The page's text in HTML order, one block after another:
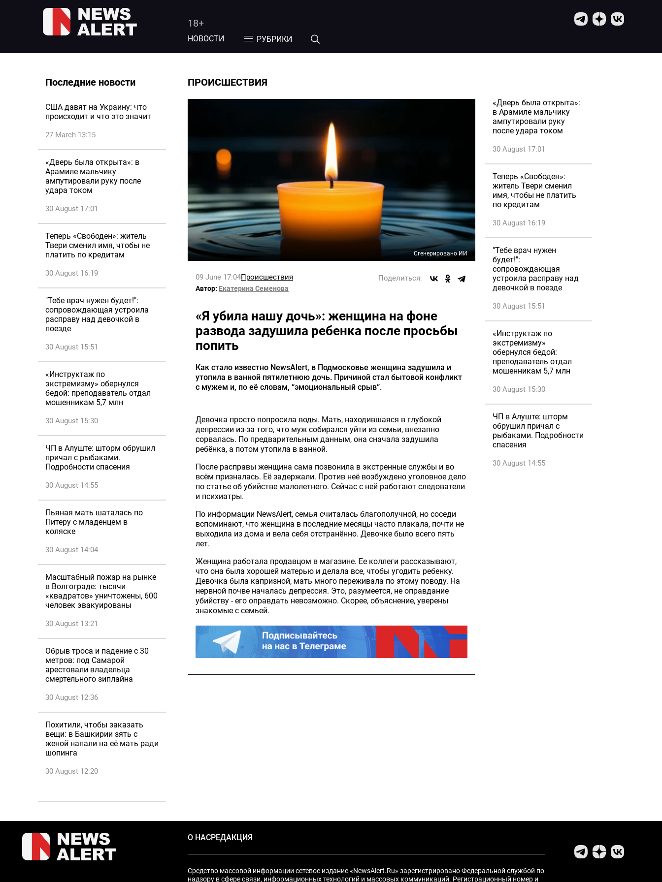
18+
НОВОСТИ РУБРИКИ
Последние новости
США давят на Украину: что
происходит и что это значит
27 March 13:15
«Дверь была открыта»: в
Арамиле мальчику
ампутировали руку после
удара током
30 August 17:01
Теперь «Свободен»: житель
Твери сменил имя, чтобы не
платить по кредитам
30 August 16:19
"Тебе врач нужен будет!":
сопровождающая устроила
расправу над девочкой в
поезде
30 August 15:51
«Инструктаж по
экстремизму» обернулся
бедой: преподаватель отдал
мошенникам 5,7 млн
30 August 15:30
ЧП в Алуште: шторм обрушил
причал с рыбаками.
Подробности спасения
30 August 14:55
Пьяная мать шаталась по
Питеру с младенцем в
коляске
30 August 14:04
Масштабный пожар на рынке
в Волгограде: тысячи
«квадратов» уничтожены, 600
человек эвакуированы
30 August 13:21
Обрыв троса и падение с 30
метров: под Самарой
арестовали владельца
смертельного зиплайна
30 August 12:36
Похитили, чтобы заказать
вещи: в Башкирии зять с
женой напали на её мать ради
шопинга
30 August 12:20
ПРОИСШЕСТВИЯ
Сгенерировано ИИ
09 June 17:04Происшествия Поделиться:
Автор: Екатерина Семенова
«Я убила нашу дочь»: женщина на фоне
развода задушила ребенка после просьбы
попить
Как стало известно NewsAlert, в Подмосковье женщина задушила и
утопила в ванной пятилетнюю дочь. Причиной стал бытовой конфликт
с мужем и, по её словам, “эмоциональный срыв”.
Девочка просто попросила воды. Мать, находившаяся в глубокой
депрессии из-за того, что муж собирался уйти из семьи, внезапно
сорвалась. По предварительным данным, она сначала задушила
ребёнка, а потом утопила в ванной.
После расправы женщина сама позвонила в экстренные службы и во
всём призналась. Её задержали. Против неё возбуждено уголовное дело
по статье об убийстве малолетнего. Сейчас с ней работают следователи
и психиатры.
По информации NewsAlert, семья считалась благополучной, но соседи
вспоминают, что женщина в последние месяцы часто плакала, почти не
выходила из дома и вела себя отстранённо. Девочке было всего пять
лет.
Женщина работала продавцом в магазине. Ее коллеги рассказывают,
что она была хорошей матерью и делала все, чтобы угодить ребенку.
Девочка была капризной, мать много переживала по этому поводу. На
нервной почве началась депрессия. Это, разумеется, не оправдание
убийству - его оправдать невозможно. Скорее, объяснение, уверены
знакомые с семьей.
«Дверь была открыта»:
в Арамиле мальчику
ампутировали руку
после удара током
30 August 17:01
Теперь «Свободен»:
житель Твери сменил
имя, чтобы не платить
по кредитам
30 August 16:19
"Тебе врач нужен
будет!":
сопровождающая
устроила расправу над
девочкой в поезде
30 August 15:51
«Инструктаж по
экстремизму»
обернулся бедой:
преподаватель отдал
мошенникам 5,7 млн
30 August 15:30
ЧП в Алуште: шторм
обрушил причал с
рыбаками. Подробности
спасения
30 August 14:55
О НАСРЕДАКЦИЯ
Средство массовой информации сетевое издание «NewsAlert.Ru» зарегистрировано Федеральной службой по
надзору в сфере связи, информационных технологий и массовых коммуникаций. Регистрационный номер и